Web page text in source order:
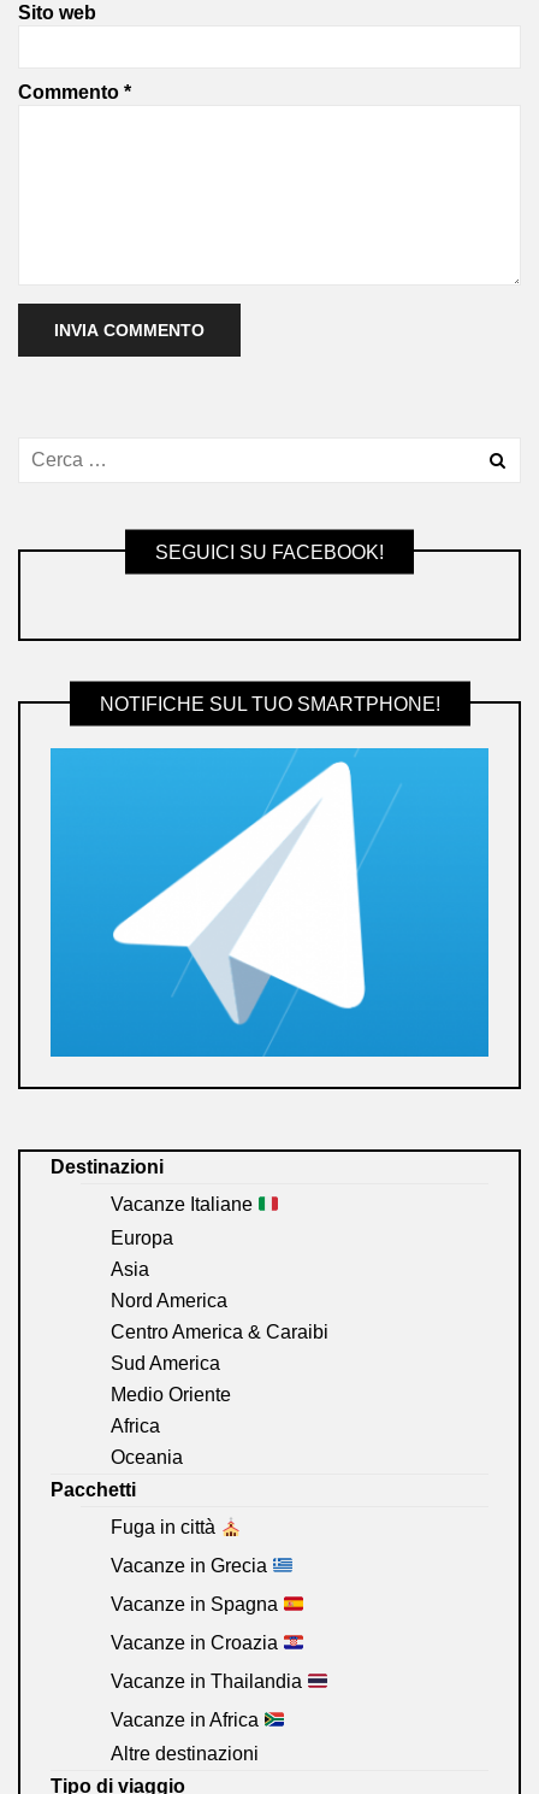
Sito web
Commento *
SEGUICI SU FACEBOOK!
NOTIFICHE SUL TUO SMARTPHONE!
Destinazioni
Vacanze Italiane
Europa
Asia
Nord America
Centro America & Caraibi
Sud America
Medio Oriente
Africa
Oceania
Pacchetti
Fuga in città
Vacanze in Grecia
Vacanze in Spagna
Vacanze in Croazia
Vacanze in Thailandia
Vacanze in Africa
Altre destinazioni
Tipo di viaggio